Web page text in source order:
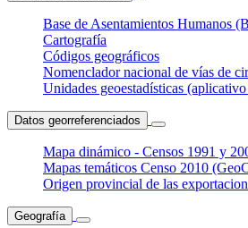
Base de Asentamientos Humanos
Cartografía
Códigos geográficos
Nomenclador nacional de vías de
Unidades geoestadísticas
Datos georreferenciados
Mapa dinámico - Censos 1991 y
Mapas temáticos Censo 2010
Origen provincial de las
Geografía